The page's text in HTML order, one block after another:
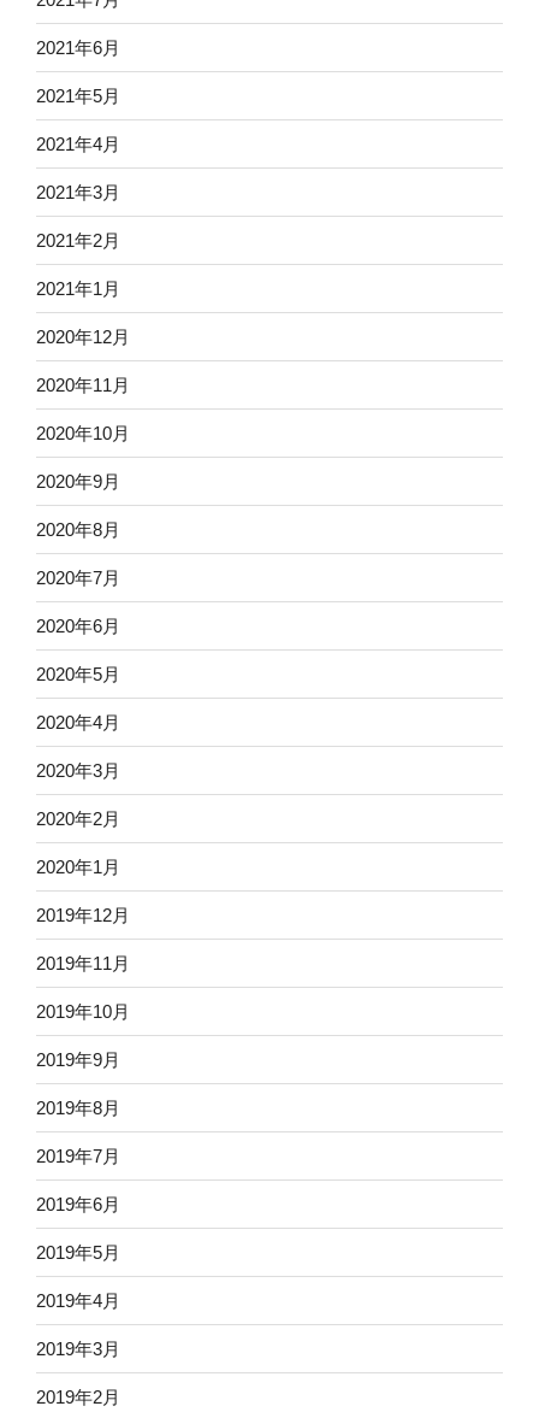
2021年6月
2021年5月
2021年4月
2021年3月
2021年2月
2021年1月
2020年12月
2020年11月
2020年10月
2020年9月
2020年8月
2020年7月
2020年6月
2020年5月
2020年4月
2020年3月
2020年2月
2020年1月
2019年12月
2019年11月
2019年10月
2019年9月
2019年8月
2019年7月
2019年6月
2019年5月
2019年4月
2019年3月
2019年2月